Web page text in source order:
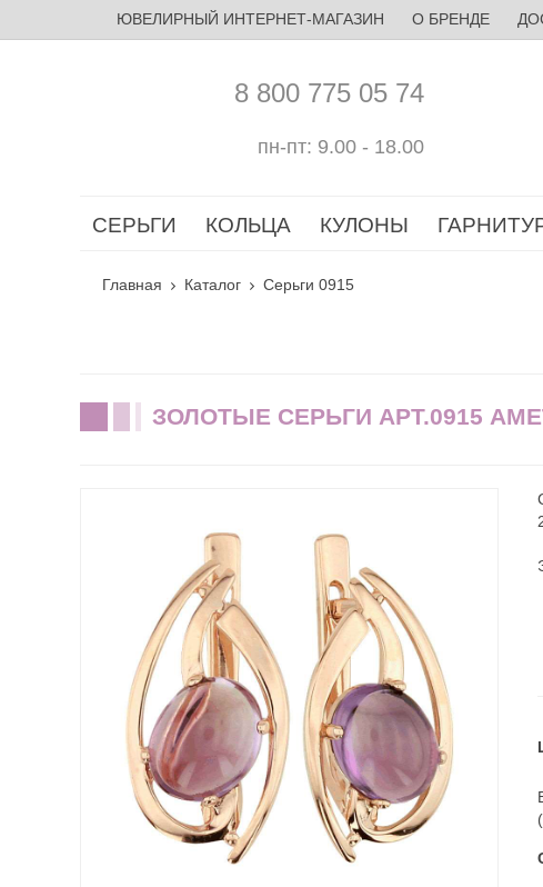
ЮВЕЛИРНЫЙ ИНТЕРНЕТ-МАГАЗИН О БРЕНДЕ
8 800 775 05 74
пн-пт: 9.00 - 18.00
СЕРЬГИ КОЛЬЦА КУЛОНЫ
Главная Каталог Серьги 0915
ЗОЛОТЫЕ СЕРЬГИ АРТ.0915